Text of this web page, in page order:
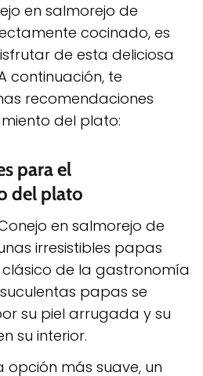
en salmorejo de
cocinado, es
de esta deliciosa
continuación, te
recomendaciones
del plato:
para el
del plato
en salmorejo de
irresistibles papas
de la gastronomía
papas se
su piel arrugada y su
su interior.
opción más suave, un